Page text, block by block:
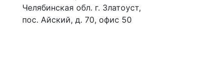
Челябинская обл. г. Златоуст,
пос. Айский, д. 70, офис 50